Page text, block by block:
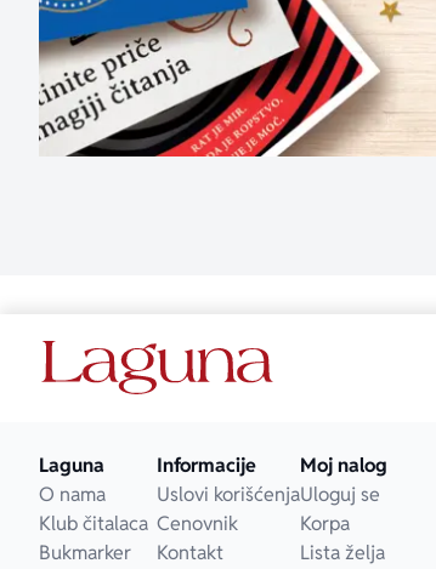
Laguna
O nama
Klub čitalaca
Bukmarker
Informacije
Uslovi korišćenja
Cenovnik
Kontakt
Moj nalog
Uloguj se
Korpa
Lista želja